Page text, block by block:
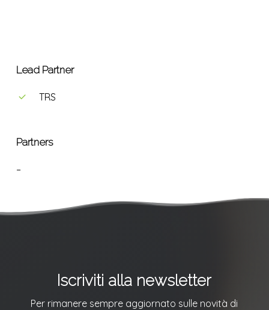
Lead Partner
TRS
Partners
–
Iscriviti alla newsletter
Per rimanere sempre aggiornato sulle novità di